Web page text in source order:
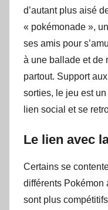
d’autant plus aisé
« pokémonade »,
ses amis pour
à une ballade et de
partout. Support
sorties, le jeu est
lien social et se
Le lien avec
Certains se
différents Pokémon
sont plus